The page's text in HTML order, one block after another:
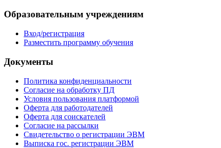
Образовательным учреждениям
Вход/регистрация
Разместить программу обучения
Документы
Политика конфиденциальности
Согласие на обработку ПД
Условия пользования платформой
Оферта для работодателей
Оферта для соискателей
Согласие на рассылки
Свидетельство о регистрации ЭВМ
Выписка гос. регистрации ЭВМ